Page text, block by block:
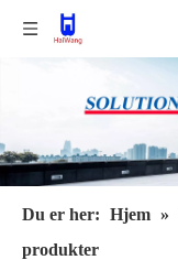
Du er her: Hjem »
produkter